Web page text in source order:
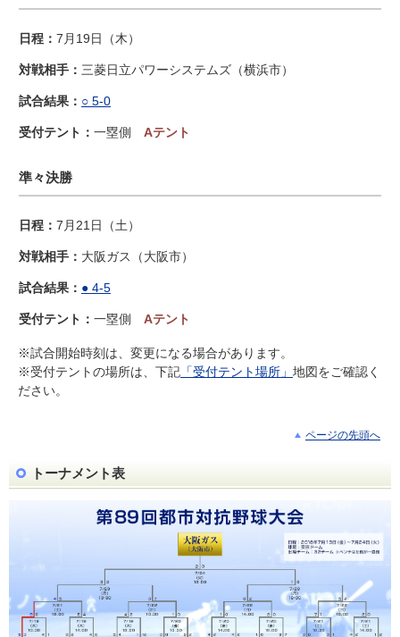
7月19日（木）
三菱日立パワーシステムズ（横浜市）
○ 5-0
一塁側 Aテント
準々決勝
7月21日（土）
大阪ガス（大阪市）
● 4-5
一塁側 Aテント
※試合開始時刻は、変更になる場合があります。
※受付テントの場所は、下記 「受付テント場所」 地図をご確認く
ださい。
ページの先頭へ
トーナメント表